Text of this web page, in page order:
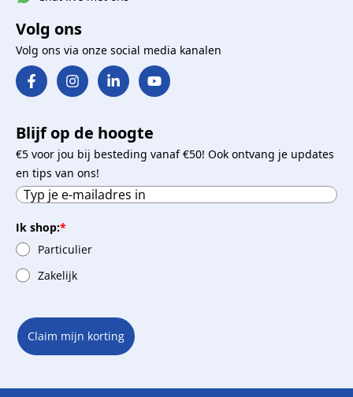
Volg ons
Volg ons via onze social media kanalen
Blijf op de hoogte
€5 voor jou bij besteding vanaf €50! Ook ontvang je updates
en tips van ons!
Ik shop:*
Particulier
Zakelijk
Claim mijn korting